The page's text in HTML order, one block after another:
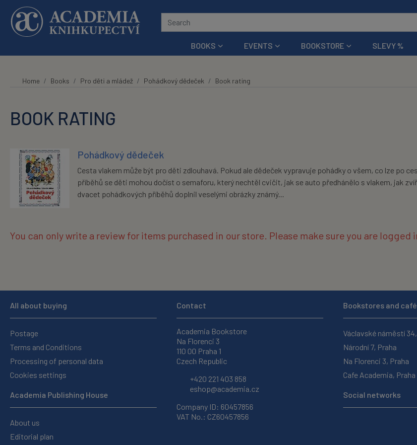
Skip to main content
BOOKS EVENTS BOOKSTORE SLEVY %
Home Books Pro děti a mládež Pohádkový dědeček Book rating
BOOK RATING
Pohádkový dědeček
Cesta vlakem může být pro děti zdlouhavá. Pokud ale dědeček vypravuje pohádky o všem, co lze po
příběhů se děti mohou dočíst o semaforu, který nechtěl cvičit, jak se auto předhánělo s vlakem, jak
dvacet pohádkových příběhů doplnil veselými obrázky známý...
You can only write a review for items purchased in our store. Please make sure you are
All about buying
Postage
Terms and Conditions
Processing of personal data
Cookies settings
Academia Publishing House
About us
Editorial plan
Contact
Academia Bookstore
Na Florenci 3
110 00 Praha 1
Czech Republic
+420 221 403 858
eshop@academia.cz
Company ID: 60457856
VAT No.: CZ60457856
Bookstores and café
Václavské náměstí
Národní 7, Praha
Na Florenci 3, Praha
Cafe Academia, Praha
Social networks